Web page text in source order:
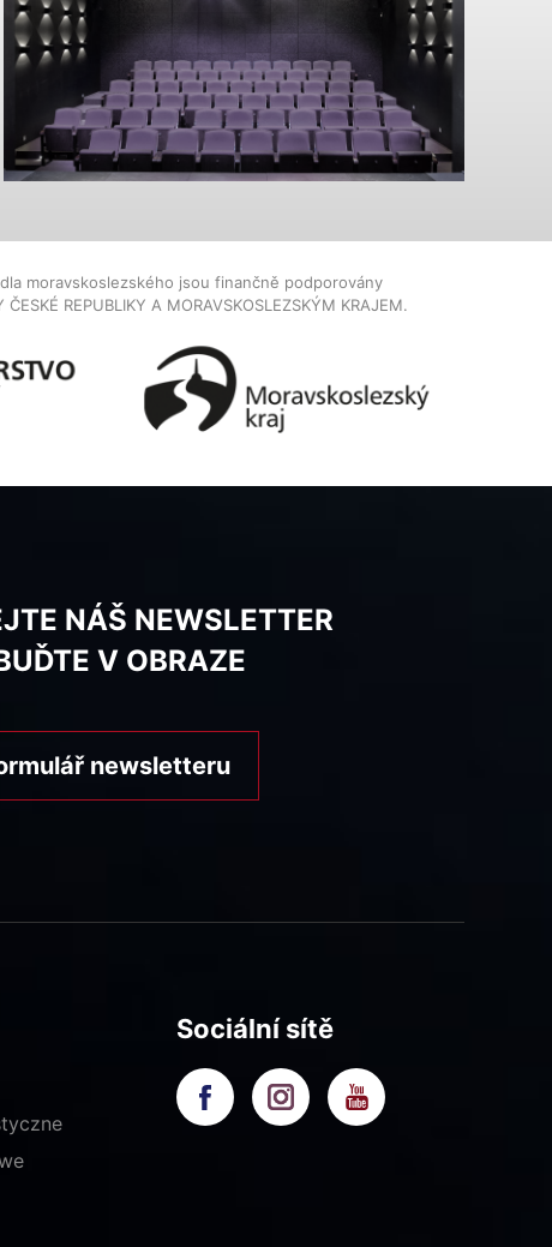
moravskoslezského jsou finančně podporovány
ČESKÉ REPUBLIKY A MORAVSKOSLEZSKÝM KRAJEM.
NÁŠ NEWSLETTER
V OBRAZE
newsletteru
Sociální sítě